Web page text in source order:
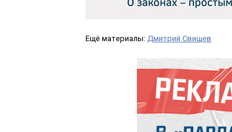
Ещё материалы: Дмитрий Свищев